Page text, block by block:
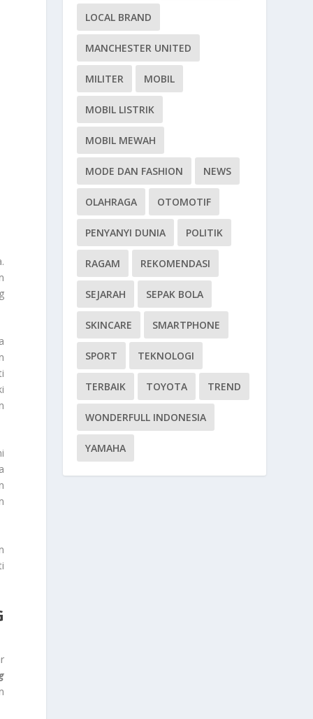
LOCAL BRAND
MANCHESTER UNITED
MILITER MOBIL
MOBIL LISTRIK
MOBIL MEWAH
MODE DAN FASHION NEWS
OLAHRAGA OTOMOTIF
PENYANYI DUNIA POLITIK
RAGAM REKOMENDASI
SEJARAH SEPAK BOLA
SKINCARE SMARTPHONE
SPORT TEKNOLOGI
TERBAIK TOYOTA TREND
WONDERFULL INDONESIA
YAMAHA